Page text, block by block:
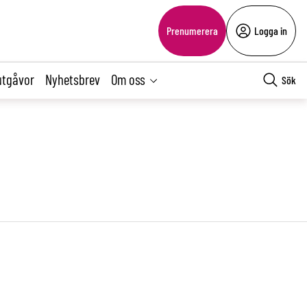
Prenumerera Logga in
Nyhetsbrev Om oss Sök